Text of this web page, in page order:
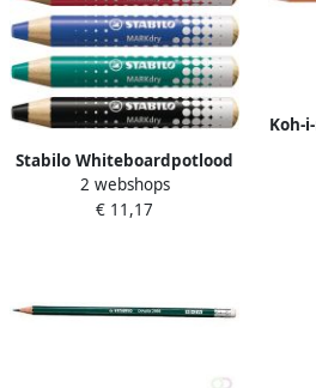
Stabilo Whiteboardpotlood
MARKdry 648 4 inclusief
slijper en microvezeldoek
2 webshops
€ 11,17
Koh-